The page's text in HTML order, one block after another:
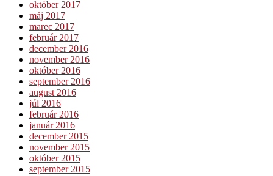
október 2017
máj 2017
marec 2017
február 2017
december 2016
november 2016
október 2016
september 2016
august 2016
júl 2016
február 2016
január 2016
december 2015
november 2015
október 2015
september 2015